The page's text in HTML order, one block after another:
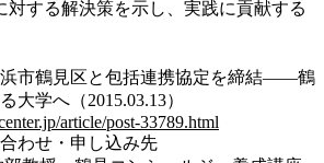
対する解決策を示し、実践に貢献する
浜市鶴見区と包括連携協定を締結――鶴
大学へ（2015.03.13）
article/post-33789.html
わせ・申し込み先